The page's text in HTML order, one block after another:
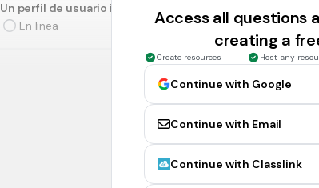
Un perfil de usuario individual en un sitio de red social
En linea
Su vecino le dice que no tiene una identidad en línea.
Internet para navegar. ¿Su vecino tiene razón?
Access all questions
creating a
Create resources Host any
Continue with Google
Continue with Email
Continue with Classlink